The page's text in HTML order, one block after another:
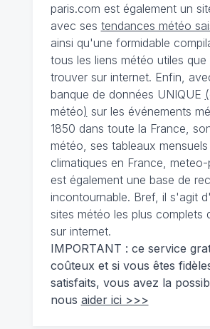
paris.com est également un
avec ses tendances météo
ainsi qu'une formidable
tous les liens météo utiles
trouver sur internet. Enfin,
banque de données UNIQUE (
météo) sur les événements
1850 dans toute la France,
météo, ses tableaux
climatiques en France,
est également une base de
incontournable. Bref, il s'agit
sites météo les plus complets
sur internet.
IMPORTANT : ce service
coûteux et si vous êtes
satisfaits, vous avez la
nous aider ici >>>